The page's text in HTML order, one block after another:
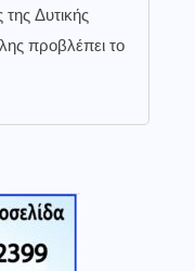
της Δυτικής
προβλέπει το